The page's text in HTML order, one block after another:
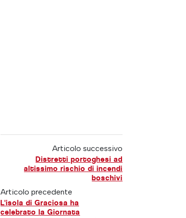
Articolo successivo
Distretti portoghesi ad
altissimo rischio di incendi
boschivi
Articolo precedente
L'isola di Graciosa ha
celebrato la Giornata